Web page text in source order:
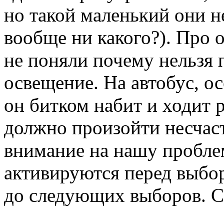
но такой маленький они
вообще ни какого?). Про
не поняли почему нельзя
освещение. На автобус,
он битком набит и ходит
должно произойти
внимание на нашу
активируются перед
до следующих выборов.